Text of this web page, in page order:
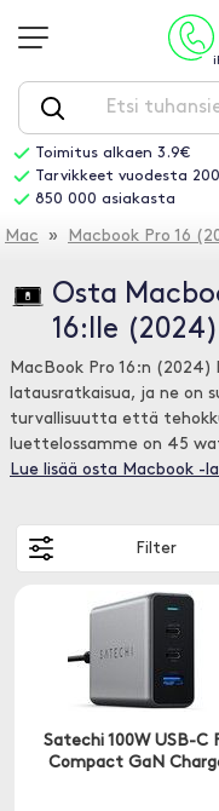
Toimitus alkaen 3.9€
Tarvikkeet vuodesta
850 000 asiakasta
Mac » Macbook Pro 16
Osta
16:lle (2024)
MacBook Pro 16:n
latausratkaisua, ja ne on
turvallisuutta että
luettelossamme on 45
Lue lisää osta Macbook -
Filter
Satechi 100W USB-C
Compact GaN